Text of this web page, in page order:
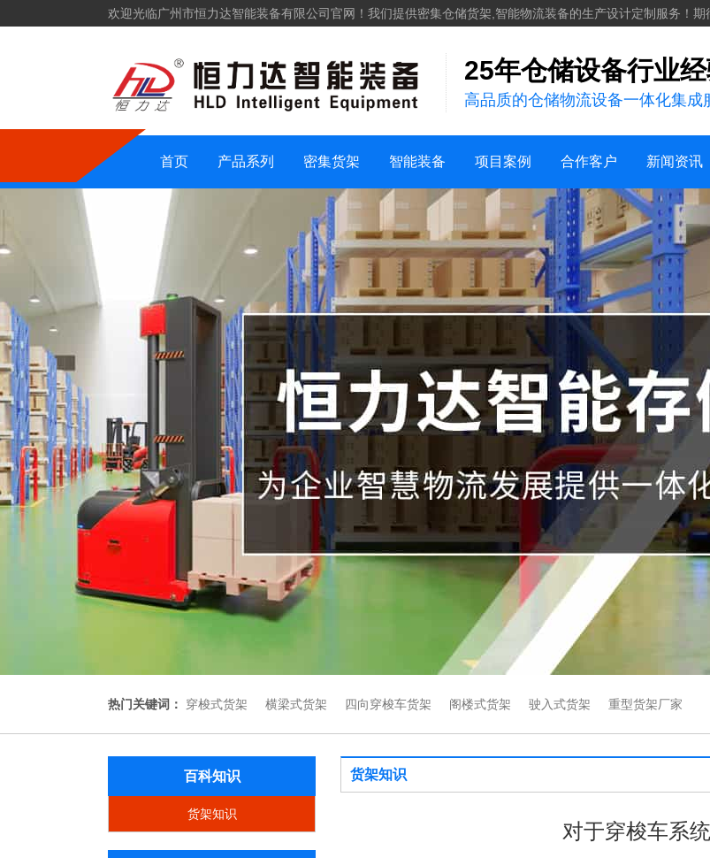
欢迎光临广州市恒力达智能装备有限公司官网！我们提供密集仓储货架,智能物流装备的生产设计定制服务！期
25年仓储设备行业
高品质的仓储物流设备一体化集成
首页 产品系列
密集货架
仓储设备 密集货架 智能装备 项目案例
案例视频
销售地区 合作客户
化工
机械五金建材
新能源 新闻资讯
行业新闻
热门关键词： 穿梭式货架 横梁式货架 四向穿梭车货架 阁楼式货架 驶入式货架 重型货架厂家
百科知识
货架知识
货架知识
对于穿梭车系